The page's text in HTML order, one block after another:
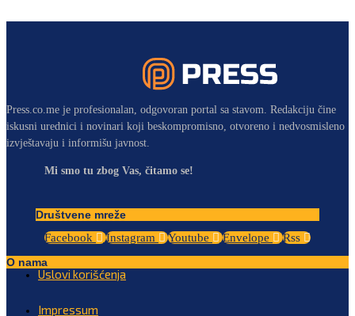
Press.co.me je profesionalan, odgovoran portal sa stavom. Redakciju čine
iskusni urednici i novinari koji beskompromisno, otvoreno i nedvosmisleno
izvještavaju i informišu javnost.
Mi smo tu zbog Vas, čitamo se!
Društvene mreže
Facebook
Instagram Youtube Envelope
Rss
O nama
Uslovi korišćenja
Impressum